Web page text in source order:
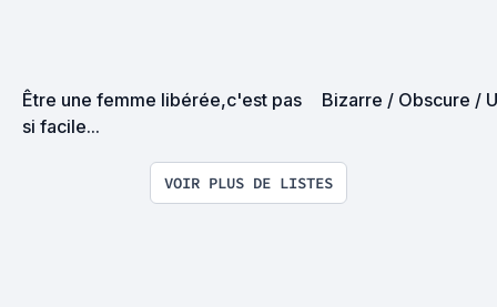
Être une femme libérée,c'est pas
si facile...
Bizarre / Obscure /
VOIR PLUS DE LISTES